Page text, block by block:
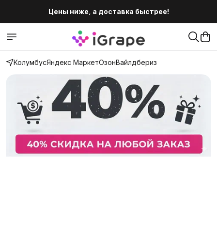
Цены ниже, а доставка быстрее!
Цены ниже, а доставка быстрее!
КолумбусЯндекс МаркетОзонВайлдбериз